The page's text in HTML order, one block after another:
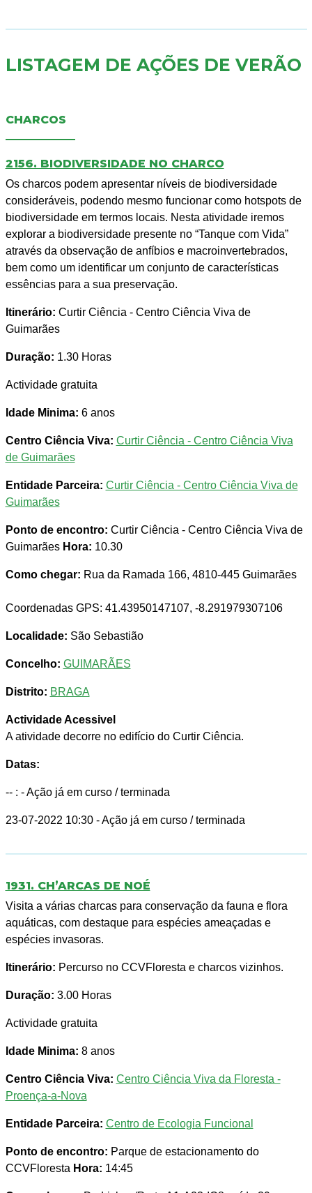
LISTAGEM DE AÇÕES DE VERÃO
CHARCOS
2156. BIODIVERSIDADE NO CHARCO
Os charcos podem apresentar níveis de biodiversidade
consideráveis, podendo mesmo funcionar como hotspots de
biodiversidade em termos locais. Nesta atividade iremos
explorar a biodiversidade presente no “Tanque com Vida”
através da observação de anfíbios e macroinvertebrados,
bem como um identificar um conjunto de características
essências para a sua preservação.
Itinerário: Curtir Ciência - Centro Ciência Viva de
Guimarães
Duração: 1.30 Horas
Actividade gratuita
Idade Minima: 6 anos
Centro Ciência Viva: Curtir Ciência - Centro Ciência Viva
de Guimarães
Entidade Parceira: Curtir Ciência - Centro Ciência Viva de
Guimarães
Ponto de encontro: Curtir Ciência - Centro Ciência Viva de
Guimarães Hora: 10.30
Como chegar: Rua da Ramada 166, 4810-445 Guimarães
Coordenadas GPS: 41.43950147107, -8.291979307106
Localidade: São Sebastião
Concelho: GUIMARÃES
Distrito: BRAGA
Actividade Acessivel
A atividade decorre no edifício do Curtir Ciência.
Datas:
-- : - Ação já em curso / terminada
23-07-2022 10:30 - Ação já em curso / terminada
1931. CH’ARCAS DE NOÉ
Visita a várias charcas para conservação da fauna e flora
aquáticas, com destaque para espécies ameaçadas e
espécies invasoras.
Itinerário: Percurso no CCVFloresta e charcos vizinhos.
Duração: 3.00 Horas
Actividade gratuita
Idade Minima: 8 anos
Centro Ciência Viva: Centro Ciência Viva da Floresta -
Proença-a-Nova
Entidade Parceira: Centro de Ecologia Funcional
Ponto de encontro: Parque de estacionamento do
CCVFloresta Hora: 14:45